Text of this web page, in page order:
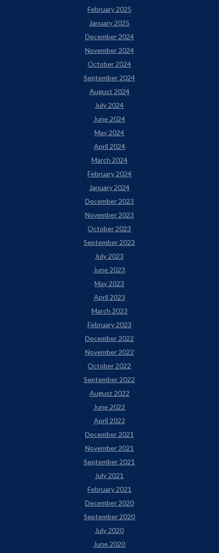
February 2025
January 2025
December 2024
November 2024
October 2024
September 2024
August 2024
July 2024
June 2024
May 2024
April 2024
March 2024
February 2024
January 2024
December 2023
November 2023
October 2023
September 2023
July 2023
June 2023
May 2023
April 2023
March 2023
February 2023
December 2022
November 2022
October 2022
September 2022
August 2022
June 2022
April 2022
December 2021
November 2021
September 2021
July 2021
February 2021
December 2020
September 2020
July 2020
June 2020